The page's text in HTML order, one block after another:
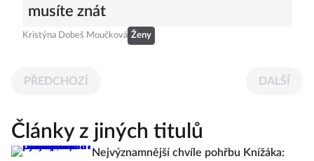
musíte znát
Kristýna Dobeš Moučková Ženy
PŘEDCHOZÍ DALŠÍ
Články z jiných titulů
Nejvýznamnější chvíle pohřbu Knížáka: